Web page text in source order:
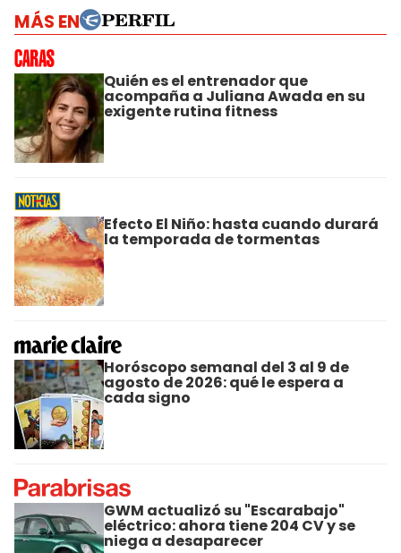
MÁS EN
Quién es el entrenador que
acompaña a Juliana Awada en su
exigente rutina fitness
Efecto El Niño: hasta cuando durará
la temporada de tormentas
Horóscopo semanal del 3 al 9 de
agosto de 2026: qué le espera a
cada signo
GWM actualizó su "Escarabajo"
eléctrico: ahora tiene 204 CV y se
niega a desaparecer